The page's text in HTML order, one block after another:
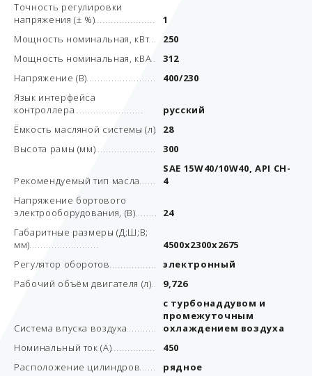
Точность регулировки
напряжения (± %)
1
Мощность номинальная, кВт
250
Мощность номинальная, кВА
312
Напряжение (В)
400/230
Язык интерфейса
контроллера
русский
Ёмкость масляной системы (л)
28
Высота рамы (мм)
300
Рекомендуемый тип масла
SAE 15W40/10W40, API CH-
4
Напряжение бортового
электрооборудования, (В)
24
Габаритные размеры (Д;Ш;В;
мм)
4500x2300x2675
Регулятор оборотов
электронный
Рабочий объём двигателя (л)
9,726
Система впуска воздуха
с турбонаддувом и
промежуточным
охлаждением воздуха
Номинальный ток (А)
450
Расположение цилиндров
рядное